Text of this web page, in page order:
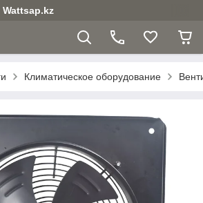
Wattsap.kz
Климатическое оборудование